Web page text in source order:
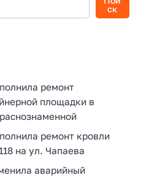
ск
ремонт
площадки в
ремонт кровли
на ул. Чапаева
аварийный